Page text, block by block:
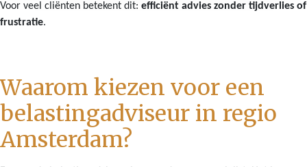
Voor veel cliënten betekent dit: efficiënt advies zonder tijdverlies of
frustratie.
Waarom kiezen voor een
belastingadviseur in regio
Amsterdam?